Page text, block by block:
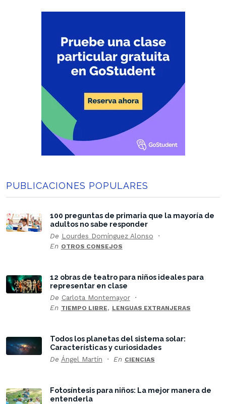
PUBLICACIONES POPULARES
100 preguntas de primaria que la mayoría de
adultos no sabe responder
De Lourdes Domínguez Alonso
En OTROS CONSEJOS
12 obras de teatro para niños ideales para
representar en clase
De Carlota Montemayor
En TIEMPO LIBRE, LENGUAS EXTRANJERAS
Todos los planetas del sistema solar:
Características y curiosidades
De Ángel Martín En CIENCIAS
Fotosíntesis para niños: La mejor manera de
entenderla